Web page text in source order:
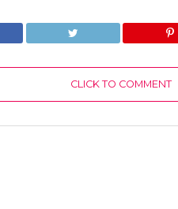
CLICK TO COMMENT